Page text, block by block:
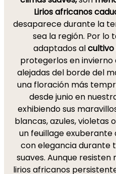
Lirios africanos
desaparece durante la
sea la región. Por lo
adaptados al
protegerlos en invierno
alejadas del borde del
una floración más
desde junio en
exhibiendo sus
blancas, azules, violetas
un feuillage exuberante
con elegancia durante
suaves. Aunque resisten
lirios africanos